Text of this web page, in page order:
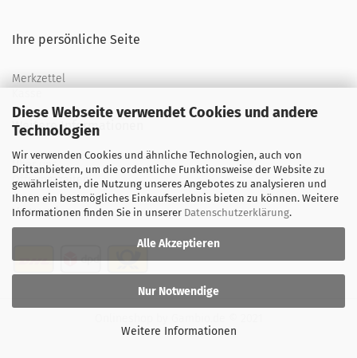
Diese Webseite verwendet Cookies und andere
Technologien
Wir verwenden Cookies und ähnliche Technologien, auch von
Drittanbietern, um die ordentliche Funktionsweise der Website zu
gewährleisten, die Nutzung unseres Angebotes zu analysieren und
Ihnen ein bestmögliches Einkaufserlebnis bieten zu können. Weitere
Informationen finden Sie in unserer Datenschutzerklärung.
Alle Akzeptieren
Nur Notwendige
Weitere Informationen
Ihre persönliche Seite
Merkzettel
Weitere Informationen
Über uns
Öffnungszeiten
Versand